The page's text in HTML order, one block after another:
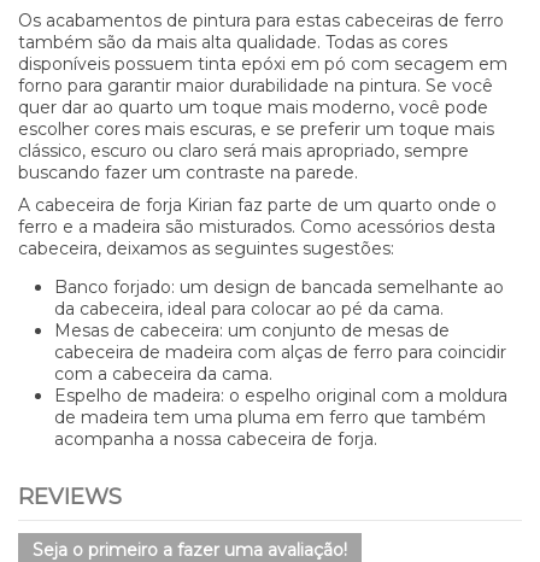
Os acabamentos de pintura para estas cabeceiras de ferro
também são da mais alta qualidade. Todas as cores
disponíveis possuem tinta epóxi em pó com secagem em
forno para garantir maior durabilidade na pintura. Se você
quer dar ao quarto um toque mais moderno, você pode
escolher cores mais escuras, e se preferir um toque mais
clássico, escuro ou claro será mais apropriado, sempre
buscando fazer um contraste na parede.
A cabeceira de forja Kirian faz parte de um quarto onde o
ferro e a madeira são misturados. Como acessórios desta
cabeceira, deixamos as seguintes sugestões:
Banco forjado: um design de bancada semelhante ao
da cabeceira, ideal para colocar ao pé da cama.
Mesas de cabeceira: um conjunto de mesas de
cabeceira de madeira com alças de ferro para coincidir
com a cabeceira da cama.
Espelho de madeira: o espelho original com a moldura
de madeira tem uma pluma em ferro que também
acompanha a nossa cabeceira de forja.
REVIEWS
Seja o primeiro a fazer uma avaliação!